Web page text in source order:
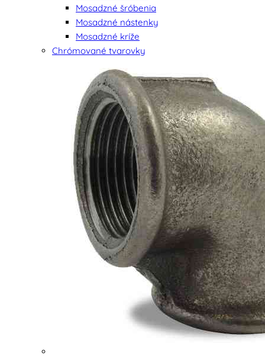
Mosadzné šróbenia
Mosadzné nástenky
Mosadzné kríže
Chrómované tvarovky